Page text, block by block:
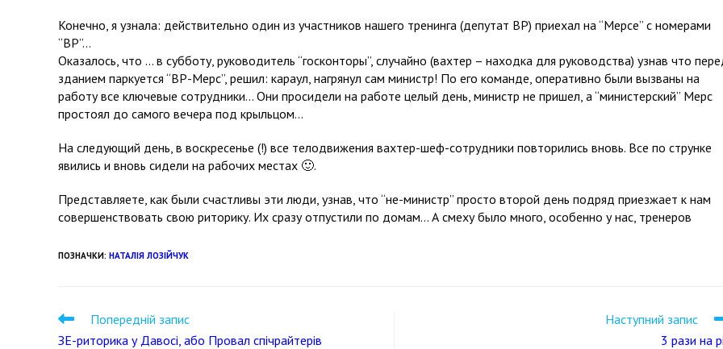
Конечно, я узнала: действительно один из участников нашего тренинга (депутат ВР) приехал на “Мерсе” с номерами
“ВР”…
Оказалось, что … в субботу, руководитель “госконторы”, случайно (вахтер – находка для руководства) узнав что
зданием паркуется “ВР-Мерс”, решил: караул, нагрянул сам министр! По его команде, оперативно были вызваны на
работу все ключевые сотрудники… Они просидели на работе целый день, министр не пришел, а “министерский” Мерс
простоял до самого вечера под крыльцом…
На следующий день, в воскресенье (!) все телодвижения вахтер-шеф-сотрудники повторились вновь. Все по струнке
явились и вновь сидели на рабочих местах 🙂.
Представляете, как были счастливы эти люди, узнав, что “не-министр” просто второй день подряд приезжает к нам
совершенствовать свою риторику. Их сразу отпустили по домам… А смеху было много, особенно у нас, тренеров
ПОЗНАЧКИ: НАТАЛІЯ ЛОЗІЙЧУК
Попередній запис
ЗЕ-риторика у Давосі, або Провал спічрайтерів
Наступний запис
3 рази на